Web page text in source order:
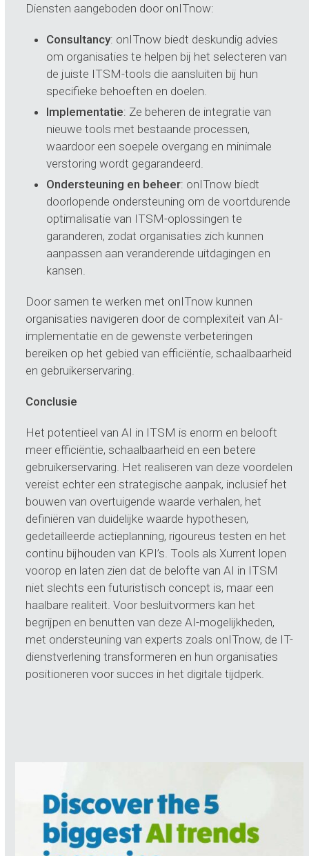
Diensten aangeboden door onITnow:
Consultancy: onITnow biedt deskundig advies
om organisaties te helpen bij het selecteren van
de juiste ITSM-tools die aansluiten bij hun
specifieke behoeften en doelen.
Implementatie: Ze beheren de integratie van
nieuwe tools met bestaande processen,
waardoor een soepele overgang en minimale
verstoring wordt gegarandeerd.
Ondersteuning en beheer: onITnow biedt
doorlopende ondersteuning om de voortdurende
optimalisatie van ITSM-oplossingen te
garanderen, zodat organisaties zich kunnen
aanpassen aan veranderende uitdagingen en
kansen.
Door samen te werken met onITnow kunnen
organisaties navigeren door de complexiteit van AI-
implementatie en de gewenste verbeteringen
bereiken op het gebied van efficiëntie, schaalbaarheid
en gebruikerservaring.
Conclusie
Het potentieel van AI in ITSM is enorm en belooft
meer efficiëntie, schaalbaarheid en een betere
gebruikerservaring. Het realiseren van deze voordelen
vereist echter een strategische aanpak, inclusief het
bouwen van overtuigende waarde verhalen, het
definiëren van duidelijke waarde hypothesen,
gedetailleerde actieplanning, rigoureus testen en het
continu bijhouden van KPI’s. Tools als Xurrent lopen
voorop en laten zien dat de belofte van AI in ITSM
niet slechts een futuristisch concept is, maar een
haalbare realiteit. Voor besluitvormers kan het
begrijpen en benutten van deze AI-mogelijkheden,
met ondersteuning van experts zoals onITnow, de IT-
dienstverlening transformeren en hun organisaties
positioneren voor succes in het digitale tijdperk.